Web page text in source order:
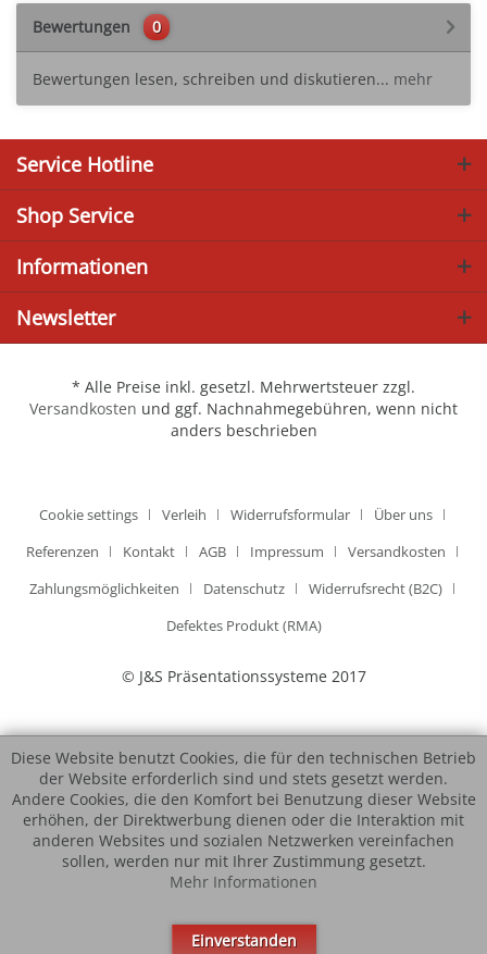
Bewertungen 0
Bewertungen lesen, schreiben und diskutieren... mehr
Service Hotline
Shop Service
Informationen
Newsletter
* Alle Preise inkl. gesetzl. Mehrwertsteuer zzgl.
Versandkosten und ggf. Nachnahmegebühren, wenn nicht
anders beschrieben
Cookie settings Verleih Widerrufsformular
Über uns
Referenzen
Kontakt AGB Impressum
Versandkosten
Zahlungsmöglichkeiten
Datenschutz
Widerrufsrecht (B2C)
Defektes Produkt (RMA)
© J&S Präsentationssysteme 2017
Diese Website benutzt Cookies, die für den technischen Betrieb
der Website erforderlich sind und stets gesetzt werden.
Andere Cookies, die den Komfort bei Benutzung dieser Website
erhöhen, der Direktwerbung dienen oder die Interaktion mit
anderen Websites und sozialen Netzwerken vereinfachen
sollen, werden nur mit Ihrer Zustimmung gesetzt.
Mehr Informationen
Einverstanden